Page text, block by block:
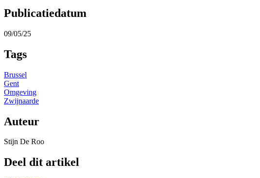
Publicatiedatum
09/05/25
Tags
Brussel
Gent
Omgeving
Zwijnaarde
Auteur
Stijn De Roo
Deel dit artikel